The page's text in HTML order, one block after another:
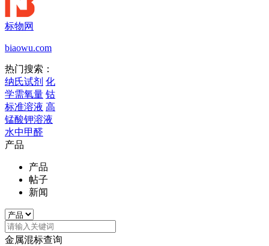
标物网
biaowu.com
热门搜索：
纳氏试剂 化
学需氧量 钴
标准溶液 高
锰酸钾溶液
水中甲醛
产品
产品
帖子
新闻
金属混标查询